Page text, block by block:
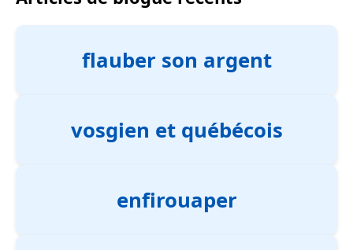
flauber son argent
vosgien et québécois
enfirouaper